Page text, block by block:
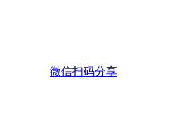
微信扫码分享